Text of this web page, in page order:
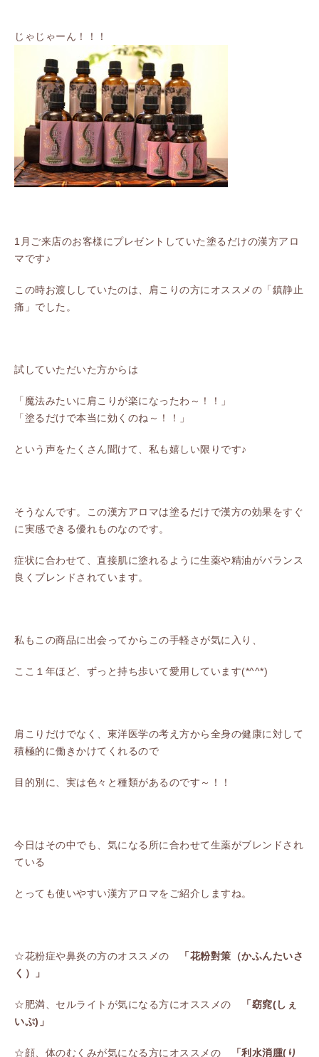
じゃじゃーん！！！
1月ご来店のお客様にプレゼントしていた塗るだけの漢方アロ
マです♪
この時お渡ししていたのは、肩こりの方にオススメの「鎮静止
痛」でした。
試していただいた方からは
「魔法みたいに肩こりが楽になったわ～！！」
「塗るだけで本当に効くのね～！！」
という声をたくさん聞けて、私も嬉しい限りです♪
そうなんです。この漢方アロマは塗るだけで漢方の効果をすぐ
に実感できる優れものなのです。
症状に合わせて、直接肌に塗れるように生薬や精油がバランス
良くブレンドされています。
私もこの商品に出会ってからこの手軽さが気に入り、
ここ１年ほど、ずっと持ち歩いて愛用しています(*^^*)
肩こりだけでなく、東洋医学の考え方から全身の健康に対して
積極的に働きかけてくれるので
目的別に、実は色々と種類があるのです～！！
今日はその中でも、気になる所に合わせて生薬がブレンドされ
ている
とっても使いやすい漢方アロマをご紹介しますね。
☆花粉症や鼻炎の方のオススメの 「花粉對策（かふんたいさ
く）」
☆肥満、セルライトが気になる方にオススメの 「窈窕(しぇ
いぷ) 」
☆顔、体のむくみが気になる方にオススメの 「利水消腫(り